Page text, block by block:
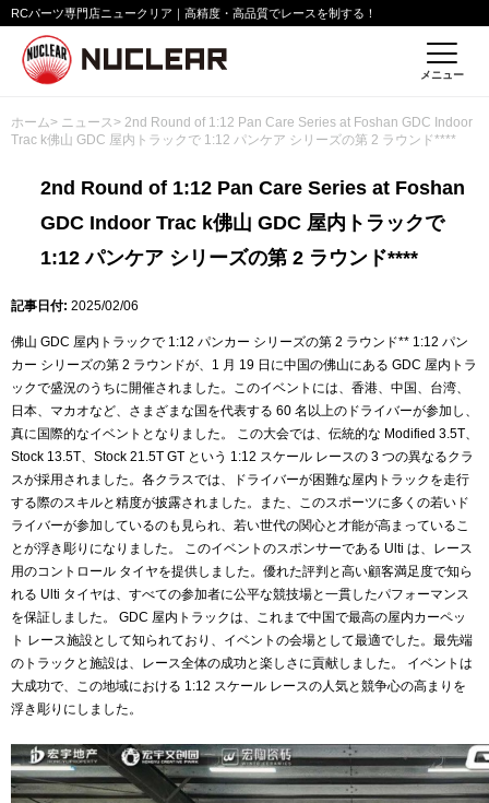
RCパーツ専門店ニュークリア｜高精度・高品質でレースを制する！
メニュー
ホーム> ニュース> 2nd Round of 1:12 Pan Care Series at Foshan GDC Indoor
Trac k佛山 GDC 屋内トラックで 1:12 パンケア シリーズの第 2 ラウンド****
2nd Round of 1:12 Pan Care Series at Foshan
GDC Indoor Trac k佛山 GDC 屋内トラックで
1:12 パンケア シリーズの第 2 ラウンド****
記事日付: 2025/02/06
佛山 GDC 屋内トラックで 1:12 パンカー シリーズの第 2 ラウンド** 1:12 パン
カー シリーズの第 2 ラウンドが、1 月 19 日に中国の佛山にある GDC 屋内トラ
ックで盛況のうちに開催されました。このイベントには、香港、中国、台湾、
日本、マカオなど、さまざまな国を代表する 60 名以上のドライバーが参加し、
真に国際的なイベントとなりました。 この大会では、伝統的な Modified 3.5T、
Stock 13.5T、Stock 21.5T GT という 1:12 スケール レースの 3 つの異なるクラ
スが採用されました。各クラスでは、ドライバーが困難な屋内トラックを走行
する際のスキルと精度が披露されました。また、このスポーツに多くの若いド
ライバーが参加しているのも見られ、若い世代の関心と才能が高まっているこ
とが浮き彫りになりました。 このイベントのスポンサーである Ulti は、レース
用のコントロール タイヤを提供しました。優れた評判と高い顧客満足度で知ら
れる Ulti タイヤは、すべての参加者に公平な競技場と一貫したパフォーマンス
を保証しました。 GDC 屋内トラックは、これまで中国で最高の屋内カーペッ
ト レース施設として知られており、イベントの会場として最適でした。最先端
のトラックと施設は、レース全体の成功と楽しさに貢献しました。 イベントは
大成功で、この地域における 1:12 スケール レースの人気と競争心の高まりを
浮き彫りにしました。